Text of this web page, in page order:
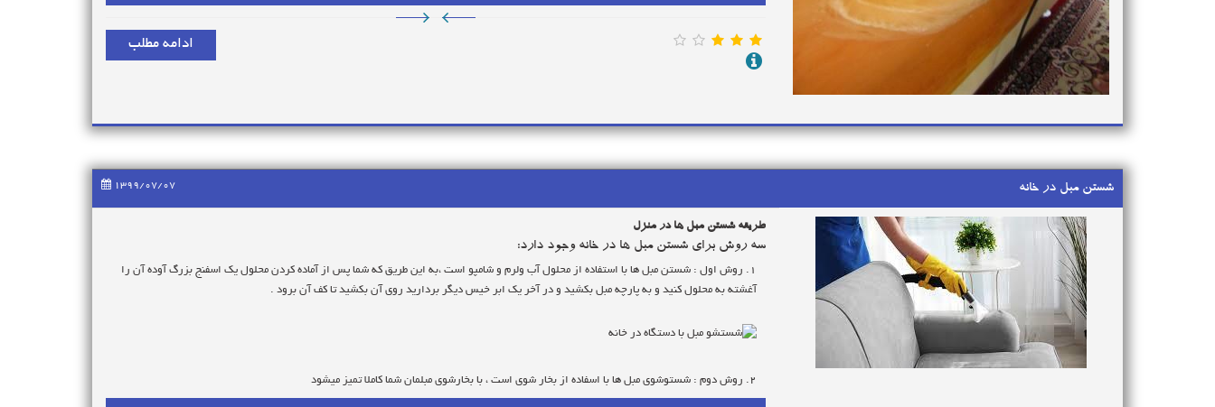
در ابتدا سطح مبلمان را با فرچه و مواد شوینده به طور کامل میشویند ،این کار حدود یک ربع تا نیم ساعت زمان میبرد . در مرحله آخر با استفاده از
دستگاه های مکانیزه و جدید که کارشان مکش آب با قدرت بالاست کف و یا آبی که روی سطح مبلمان است را جمع میکنند .
ادامه مطلب
شستن مبل در خانه 1399/07/07
طریقه شستن مبل ها در منزل
سه روش برای شستن مبل ها در خانه وجود دارد:
1. روش اول : شستن مبل ها با استفاده از محلول آب ولرم و شامپو است ،به این طریق که شما پس از آماده کردن محلول یک اسفنج بزرگ آوده آن را
آغشته به محلول کنید و به پارچه مبل بکشید و در آخر یک ابر خیس دیگر بردارید روی آن بکشید تا کف آن برود .
2. روش دوم : شستوشوی مبل ها با اسفاده از بخار شوی است ، با بخارشوی مبلمان شما کاملا تمیز میشود